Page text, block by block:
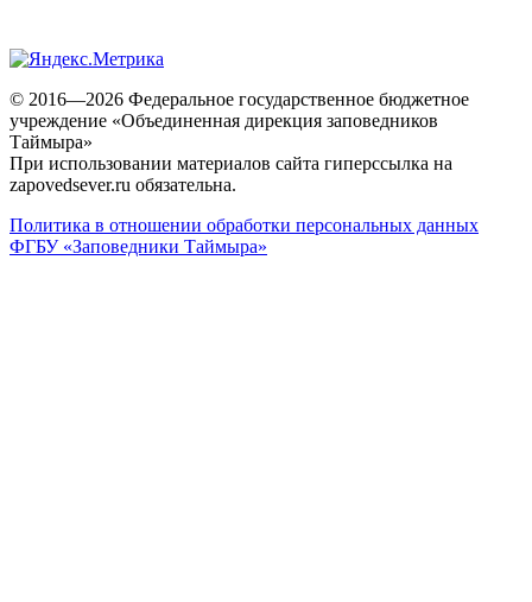
© 2016—2026 Федеральное государственное бюджетное
учреждение «Объединенная дирекция заповедников
Таймыра»
При использовании материалов сайта гиперссылка на
zapovedsever.ru обязательна.
Политика в отношении обработки персональных данных
ФГБУ «Заповедники Таймыра»